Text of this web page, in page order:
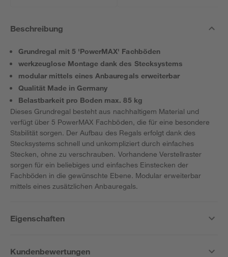
Beschreibung
Grundregal mit 5 'PowerMAX' Fachböden
werkzeuglose Montage dank des Stecksystems
modular mittels eines Anbauregals erweiterbar
Qualität Made in Germany
Belastbarkeit pro Boden max. 85 kg
Dieses Grundregal besteht aus nachhaltigem Material und
verfügt über 5 PowerMAX Fachböden, die für eine besondere
Stabilität sorgen. Der Aufbau des Regals erfolgt dank des
Stecksystems schnell und unkompliziert durch einfaches
Stecken, ohne zu verschrauben. Vorhandene Verstellraster
sorgen für ein beliebiges und einfaches Einstecken der
Fachböden in die gewünschte Ebene. Modular erweiterbar
mittels eines zusätzlichen Anbauregals.
Eigenschaften
Kundenbewertungen